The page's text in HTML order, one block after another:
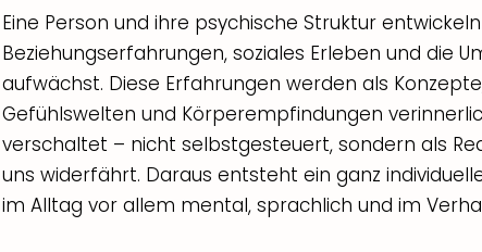
Eine Person und ihre psychische Struktur
Beziehungserfahrungen, soziales Erleben und die
aufwächst. Diese Erfahrungen werden als
Gefühlswelten und Körperempfindungen
verschaltet – nicht selbstgesteuert, sondern als
uns widerfährt. Daraus entsteht ein ganz
im Alltag vor allem mental, sprachlich und im